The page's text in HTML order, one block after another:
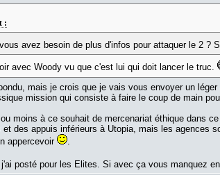
:
avez besoin de plus d'infos pour attaquer le 2 ?
avec Woody vu que c'est lui qui doit lancer le truc.
mais je crois que je vais vous envoyer un
mission qui consiste à faire le coup de main
moins à ce souhait de mercenariat éthique dans
et des appuis inférieurs à Utopia, mais les agences
appercevoir
.
posté pour les Elites. Si avec ça vous manquez